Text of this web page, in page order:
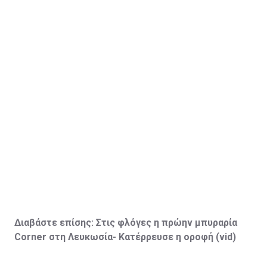
Διαβάστε επίσης: Στις φλόγες η πρώην μπυραρία
Corner στη Λευκωσία- Κατέρρευσε η οροφή (vid )